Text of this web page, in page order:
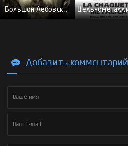
Большой Лебовски - (Перевод Гоблина)
Добавить комментарий